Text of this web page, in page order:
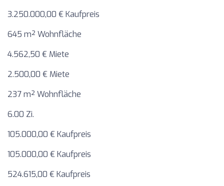
3.250.000,00 € Kaufpreis
645 m² Wohnfläche
4.562,50 € Miete
2.500,00 € Miete
237 m² Wohnfläche
6.00 Zi.
105.000,00 € Kaufpreis
105.000,00 € Kaufpreis
524.615,00 € Kaufpreis